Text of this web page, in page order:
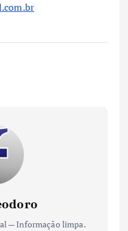
— Informação limpa.